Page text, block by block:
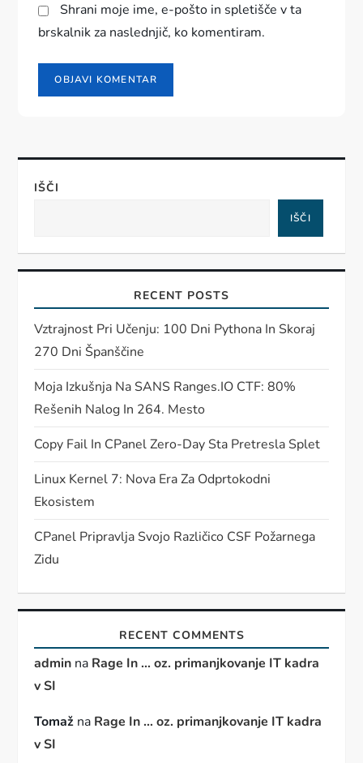
Shrani moje ime, e-pošto in spletišče v ta
brskalnik za naslednjič, ko komentiram.
IŠČI
IŠČI
RECENT POSTS
Vztrajnost Pri Učenju: 100 Dni Pythona In Skoraj
270 Dni Španščine
Moja Izkušnja Na SANS Ranges.IO CTF: 80%
Rešenih Nalog In 264. Mesto
Copy Fail In CPanel Zero-Day Sta Pretresla Splet
Linux Kernel 7: Nova Era Za Odprtokodni
Ekosistem
CPanel Pripravlja Svojo Različico CSF Požarnega
Zidu
RECENT COMMENTS
admin na Rage In … oz. primanjkovanje IT kadra
v SI
Tomaž na Rage In … oz. primanjkovanje IT kadra
v SI